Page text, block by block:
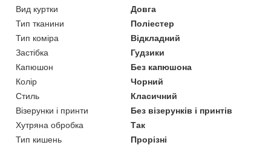
Вид куртки
Довга
Тип тканини
Поліестер
Тип коміра
Відкладний
Застібка
Гудзики
Капюшон
Без капюшона
Колір
Чорний
Стиль
Класичний
Візерунки і принти
Без візерунків і принтів
Хутряна обробка
Так
Тип кишень
Прорізні